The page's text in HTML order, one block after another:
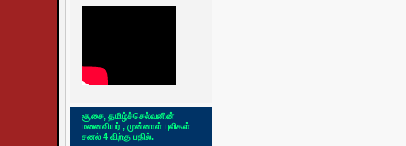
சூசை, தமிழ்ச்செல்வனின்
மனைவியர் , முன்னாள் புலிகள்
சனல் 4 விற்கு பதில்.